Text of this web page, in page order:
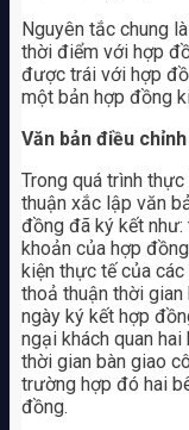
Nguyên tắc chung
thời điểm với hợp
được trái với hợp
một bản hợp đồng
Văn bản điều
Trong quá trình
thuận xắc lập văn
đồng đã ký kết
khoản của hợp
kiện thực tế của
thoả thuận thời
ngày ký kết hợp
ngại khách quan
thời gian bàn giao
trường hợp đó hai
đồng.